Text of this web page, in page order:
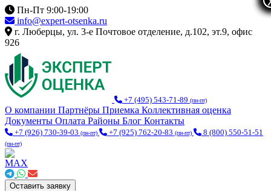
Пн-Пт 9:00-19:00
info@expert-otsenka.ru
г. Люберцы, ул. 3-е Почтовое отделение, д.102, эт.9, офис
926
+7 (495) 543-71-89 (пн-пт)
О компании Партнёры Приемка Коллективная оценка
Документы Оплата Районы Блог Контакты
+7 (926) 730-39-03 (пн-пт) +7 (925) 762-20-83 (пн-пт) 8 (800) 550-51-51
(пн-пт)
Оставить заявку